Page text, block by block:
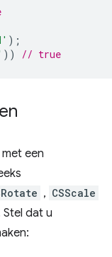
);
)) // true
een
, CSScale
Stel dat u